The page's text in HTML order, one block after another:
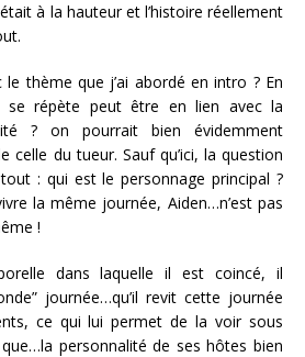
à la hauteur et l’histoire réellement
thème que j’ai abordé en intro ? En
se répète peut être en lien avec la
? on pourrait bien évidemment
celle du tueur. Sauf qu’ici, la question
: qui est le personnage principal ?
la même journée, Aiden…n’est pas
!
dans laquelle il est coincé, il
journée…qu’il revit cette journée
ce qui lui permet de la voir sous
personnalité de ses hôtes bien